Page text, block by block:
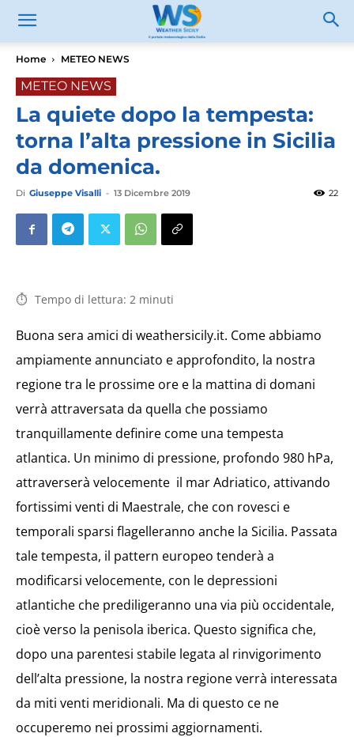
Home METEO NEWS
METEO NEWS
La quiete dopo la tempesta:
torna l’alta pressione in Sicilia
da domenica.
Di Giuseppe Visalli - 13 Dicembre 2019 22
Tempo di lettura: 2 minuti
Buona sera amici di weathersicily.it. Come abbiamo
ampiamente annunciato e approfondito, la nostra
regione tra le prossime ore e la mattina di domani
verrà attraversata da quella che possiamo
tranquillamente definire come una tempesta
atlantica. Un minimo di pressione, profondo 980 hPa,
attraverserà velocemente il mar Adriatico, attivando
fortissimi venti di Maestrale, che con rovesci e
temporali sparsi flagelleranno anche la Sicilia. Passata
tale tempesta, il pattern europeo tenderà a
modificarsi velocemente, con le depressioni
atlantiche che prediligeranno una via più occidentale,
cioè verso la penisola iberica. Questo significa che,
dopo una parentesi stabile legata al rinvigorimento
dell’alta pressione, la nostra regione verrà interessata
da miti venti meridionali. Ma di questo ce ne
occuperemo nei prossimi aggiornamenti.